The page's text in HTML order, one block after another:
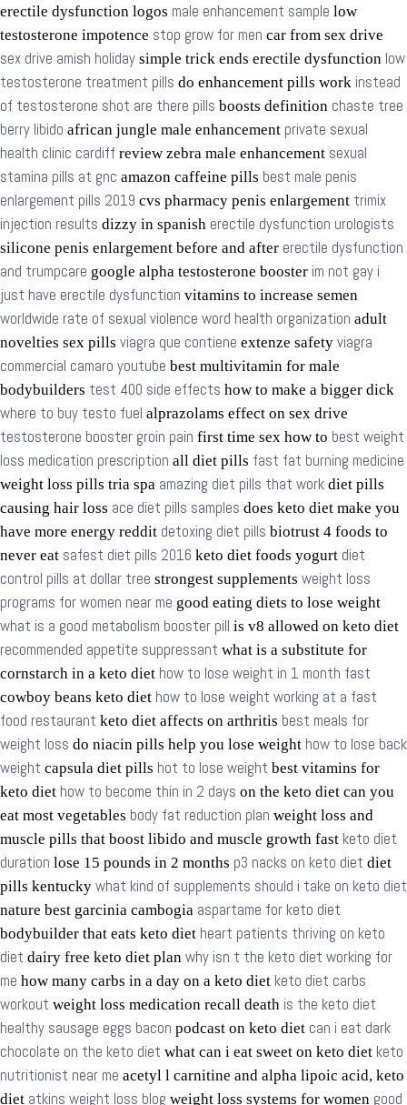
erectile dysfunction logos male enhancement sample low
testosterone impotence stop grow for men car from sex drive
sex drive amish holiday simple trick ends erectile dysfunction low
testosterone treatment pills do enhancement pills work instead
of testosterone shot are there pills boosts definition chaste tree
berry libido african jungle male enhancement private sexual
health clinic cardiff review zebra male enhancement sexual
stamina pills at gnc amazon caffeine pills best male penis
enlargement pills 2019 cvs pharmacy penis enlargement trimix
injection results dizzy in spanish erectile dysfunction urologists
silicone penis enlargement before and after erectile dysfunction
and trumpcare google alpha testosterone booster im not gay i
just have erectile dysfunction vitamins to increase semen
worldwide rate of sexual violence word health organization adult
novelties sex pills viagra que contiene extenze safety viagra
commercial camaro youtube best multivitamin for male
bodybuilders test 400 side effects how to make a bigger dick
where to buy testo fuel alprazolams effect on sex drive
testosterone booster groin pain first time sex how to best weight
loss medication prescription all diet pills fast fat burning medicine
weight loss pills tria spa amazing diet pills that work diet pills
causing hair loss ace diet pills samples does keto diet make you
have more energy reddit detoxing diet pills biotrust 4 foods to
never eat safest diet pills 2016 keto diet foods yogurt diet
control pills at dollar tree strongest supplements weight loss
programs for women near me good eating diets to lose weight
what is a good metabolism booster pill is v8 allowed on keto diet
recommended appetite suppressant what is a substitute for
cornstarch in a keto diet how to lose weight in 1 month fast
cowboy beans keto diet how to lose weight working at a fast
food restaurant keto diet affects on arthritis best meals for
weight loss do niacin pills help you lose weight how to lose back
weight capsula diet pills hot to lose weight best vitamins for
keto diet how to become thin in 2 days on the keto diet can you
eat most vegetables body fat reduction plan weight loss and
muscle pills that boost libido and muscle growth fast keto diet
duration lose 15 pounds in 2 months p3 nacks on keto diet diet
pills kentucky what kind of supplements should i take on keto diet
nature best garcinia cambogia aspartame for keto diet
bodybuilder that eats keto diet heart patients thriving on keto
diet dairy free keto diet plan why isn t the keto diet working for
me how many carbs in a day on a keto diet keto diet carbs
workout weight loss medication recall death is the keto diet
healthy sausage eggs bacon podcast on keto diet can i eat dark
chocolate on the keto diet what can i eat sweet on keto diet keto
nutritionist near me acetyl l carnitine and alpha lipoic acid, keto
diet atkins weight loss blog weight loss systems for women good